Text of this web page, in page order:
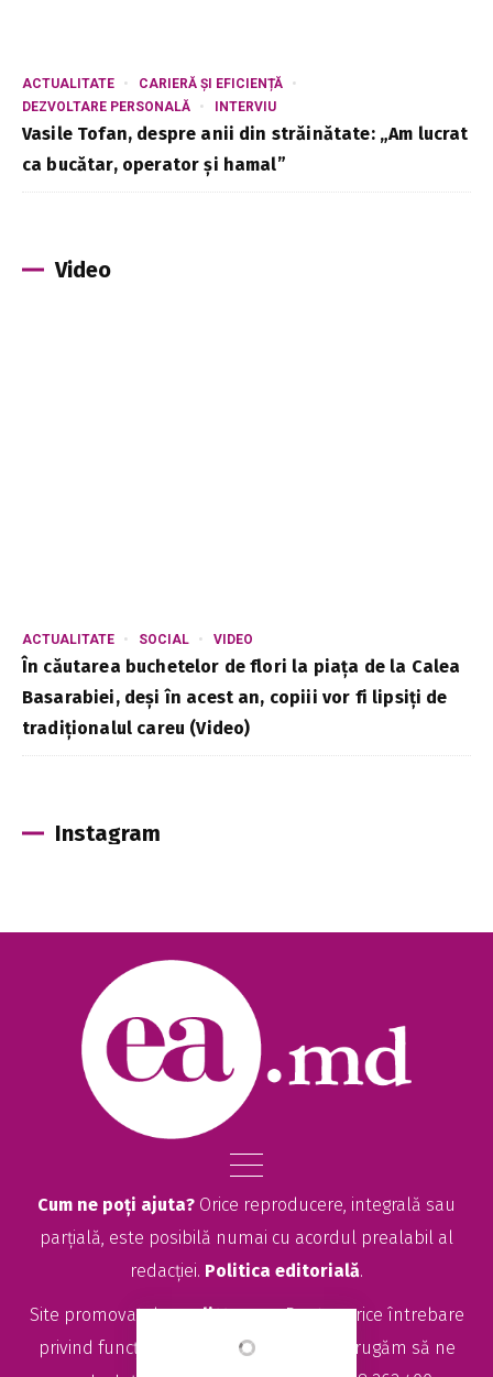
ACTUALITATE
CARIERĂ ȘI EFICIENȚĂ
DEZVOLTARE PERSONALĂ
INTERVIU
Vasile Tofan, despre anii din străinătate: „Am lucrat
ca bucătar, operator și hamal”
Video
ACTUALITATE SOCIAL VIDEO
În căutarea buchetelor de flori la piața de la Calea
Basarabiei, deși în acest an, copiii vor fi lipsiți de
tradiționalul careu (Video)
Instagram
Cum ne poți ajuta? Orice reproducere, integrală sau
parțială, este posibilă numai cu acordul prealabil al
redacției. Politica editorială.
Site promovat deseolitte.com. Pentru orice întrebare
privind funcționarea site-ului EA.md, vă rugăm să ne